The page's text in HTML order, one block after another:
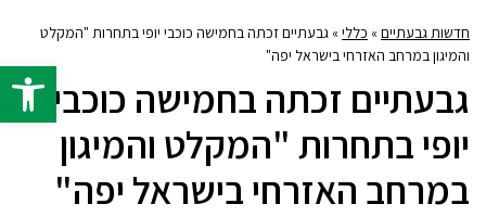
פתח
חדשות גבעתיים» כללי» גבעתיים זכתה בחמישה כוכבי יופי בתחרות "המקלט
והמיגון במרחב האזרחי בישראל יפה"
גבעתיים זכתה בחמישה כוכבי
יופי בתחרות "המקלט והמיגון
במרחב האזרחי בישראל יפה"